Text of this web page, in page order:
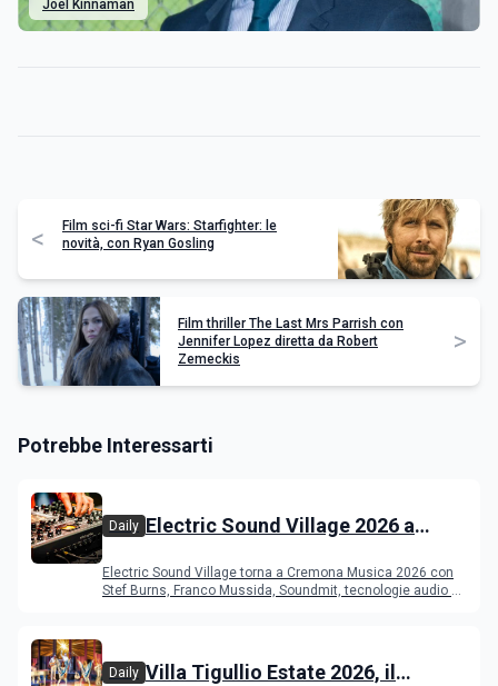
Joel Kinnaman
<
Film sci-fi Star Wars: Starfighter: le
novità, con Ryan Gosling
Film thriller The Last Mrs Parrish con
Jennifer Lopez diretta da Robert
Zemeckis
>
Potrebbe Interessarti
Daily Electric Sound Village 2026 a
Young Band Contest, il programma
Electric Sound Village torna a Cremona Musica 2026 con
Stef Burns, Franco Mussida, Soundmit, tecnologie audio e
Daily Villa Tigullio Estate 2026, il